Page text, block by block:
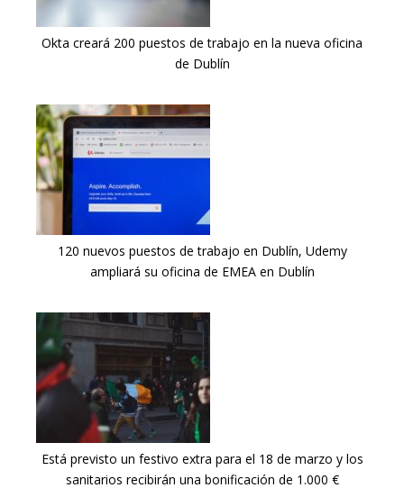
Okta creará 200 puestos de trabajo en la nueva oficina
de Dublín
120 nuevos puestos de trabajo en Dublín, Udemy
ampliará su oficina de EMEA en Dublín
Está previsto un festivo extra para el 18 de marzo y los
sanitarios recibirán una bonificación de 1.000 €